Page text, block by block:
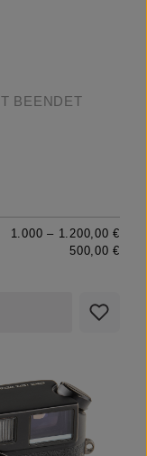
BEENDET
1.000 – 1.200,00 €
500,00 €